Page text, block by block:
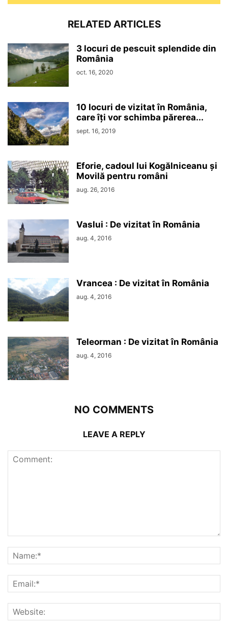
RELATED ARTICLES
3 locuri de pescuit splendide din
România
oct. 16, 2020
10 locuri de vizitat în România,
care îți vor schimba părerea...
sept. 16, 2019
Eforie, cadoul lui Kogălniceanu și
Movilă pentru români
aug. 26, 2016
Vaslui : De vizitat în România
aug. 4, 2016
Vrancea : De vizitat în România
aug. 4, 2016
Teleorman : De vizitat în România
aug. 4, 2016
NO COMMENTS
LEAVE A REPLY